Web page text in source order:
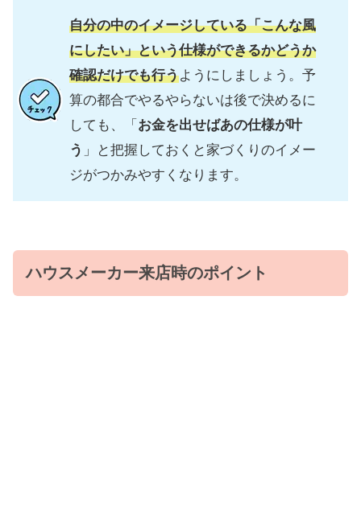
自分の中のイメージしている「こんな風
にしたい」という仕様ができるかどうか
確認だけでも行うようにしましょう。予
算の都合でやるやらないは後で決めるに
しても、「 お金を出せばあの仕様が叶
う 」と把握しておくと家づくりのイメー
ジがつかみやすくなります。
ハウスメーカー来店時のポイント